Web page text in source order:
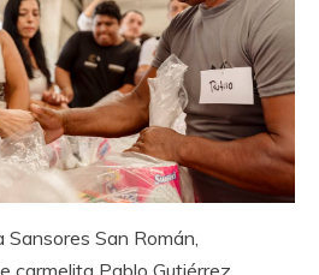
San Román,
carmelita Pablo Gutiérrez